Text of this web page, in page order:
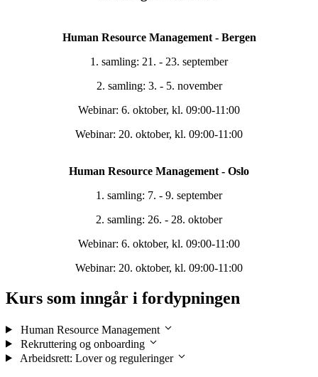
Human Resource Management - Bergen
1. samling: 21. - 23. september
2. samling: 3. - 5. november
Webinar: 6. oktober, kl. 09:00-11:00
Webinar: 20. oktober, kl. 09:00-11:00
Human Resource Management - Oslo
1. samling: 7. - 9. september
2. samling: 26. - 28. oktober
Webinar: 6. oktober, kl. 09:00-11:00
Webinar: 20. oktober, kl. 09:00-11:00
Kurs som inngår i fordypningen
Human Resource Management
Rekruttering og onboarding
Arbeidsrett: Lover og reguleringer